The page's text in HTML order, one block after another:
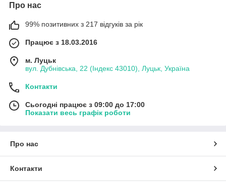
Про нас
99% позитивних з 217 відгуків за рік
Працює з 18.03.2016
м. Луцьк
вул. Дубнівська, 22 (Індекс 43010), Луцьк, Україна
Контакти
Сьогодні працює з 09:00 до 17:00
Показати весь графік роботи
Про нас
Контакти